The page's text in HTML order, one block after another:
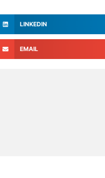
LINKEDIN
EMAIL